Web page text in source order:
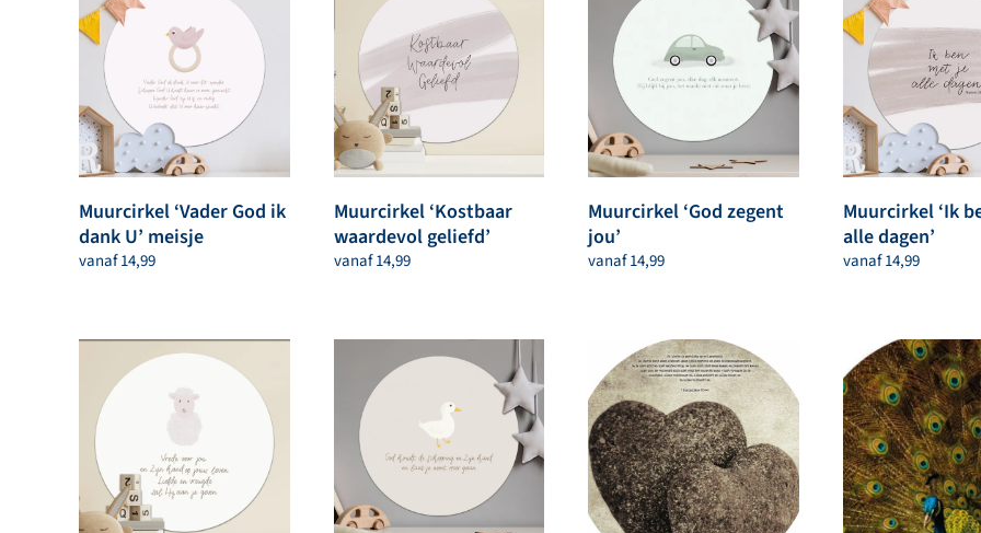
Muurcirkel ‘Vader God ik
dank U’ meisje
vanaf14,99
Muurcirkel ‘Kostbaar
waardevol geliefd’
vanaf 14,99
Muurcirkel ‘God zegent
jou’
vanaf14,99
Muurcirkel ‘Ik
alle dagen’
vanaf 14,99